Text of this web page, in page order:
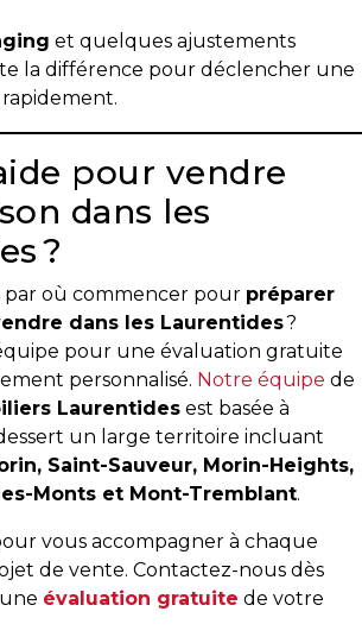
et quelques ajustements
la différence pour déclencher une
rapidement.
pour vendre
dans les
?
par où commencer pour préparer
dans les Laurentides?
pour une évaluation gratuite
personnalisé. Notre équipe de
Laurentides est basée à
un large territoire incluant
Saint-Sauveur, Morin-Heights,
Monts et Mont-Tremblant.
vous accompagner à chaque
de vente. Contactez-nous dès
évaluation gratuite de votre